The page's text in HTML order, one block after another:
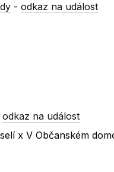
-odkaz na událost
odkaz na událost
x V Občanském